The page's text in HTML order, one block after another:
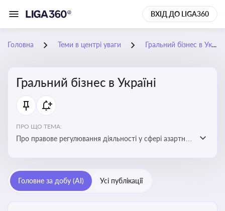
ВХІД ДО LIGA360
Головна Теми в центрі уваги Гральний бізнес в Україні
Гральний бізнес в Україні
ПРО ЩО ТЕМА:
Про правове регулювання діяльності у сфері азартних
реальні кейси
Головне за добу (AI) Усі публікації